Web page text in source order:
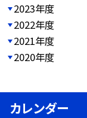
2023年度
2022年度
2021年度
2020年度
カレンダー